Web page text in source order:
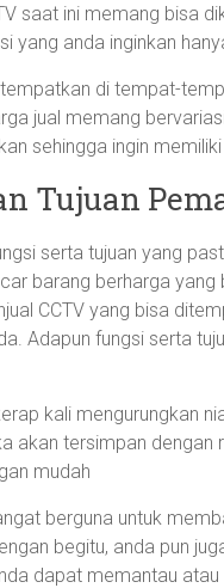
saat ini memang bisa
yang anda inginkan
di tempat-
jual memang
sehingga ingin memiliki
Tujuan
serta tujuan yang
barang berharga
CCTV yang bisa
Adapun fungsi serta
kali mengurungkan
akan tersimpan
mudah
berguna untuk
begitu, anda pun
dapat memantau